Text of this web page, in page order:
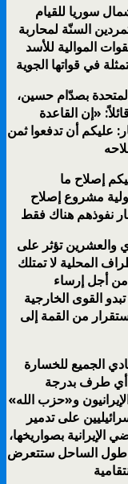
سوريا للقيام
السنّة لمحاربة
الموالية للأسد
المتحدة بصدّام حسين،
«إن القاعدة
عليكم أن تدفعوا ثمن
إصلاح ما
مشروع إصلاح
والعشرين تؤثر على
المحلية لا تمتلك
من أجل إرساء
القوى الخارجية
من القمة إلى
الجميع للخسارة
أي طرف بدرجة
و«حزب الله»
على تدمير
بصواريخها،
طول الساحل ستتعرض